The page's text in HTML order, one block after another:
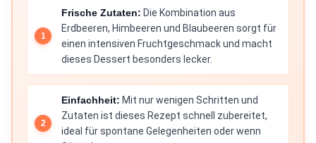
Frische Zutaten: Die Kombination aus
Erdbeeren, Himbeeren und Blaubeeren sorgt für
einen intensiven Fruchtgeschmack und macht
dieses Dessert besonders lecker.
Einfachheit: Mit nur wenigen Schritten und
Zutaten ist dieses Rezept schnell zubereitet,
ideal für spontane Gelegenheiten oder wenn